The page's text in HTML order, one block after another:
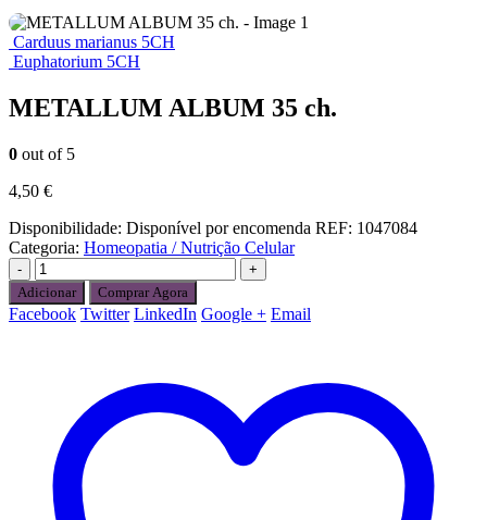
Carduus marianus 5CH
Euphatorium 5CH
METALLUM ALBUM 35 ch.
0 out of 5
4,50 €
Disponibilidade: Disponível por encomenda REF: 1047084
Categoria: Homeopatia / Nutrição Celular
-
+
Adicionar
Comprar Agora
Facebook Twitter LinkedIn Google + Email